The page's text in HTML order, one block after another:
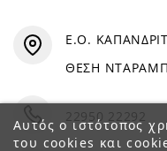
Αυτός ο ιστότοπος
του cookies και
Ε.Ο.
ΘΕΣΗ
22950 22292